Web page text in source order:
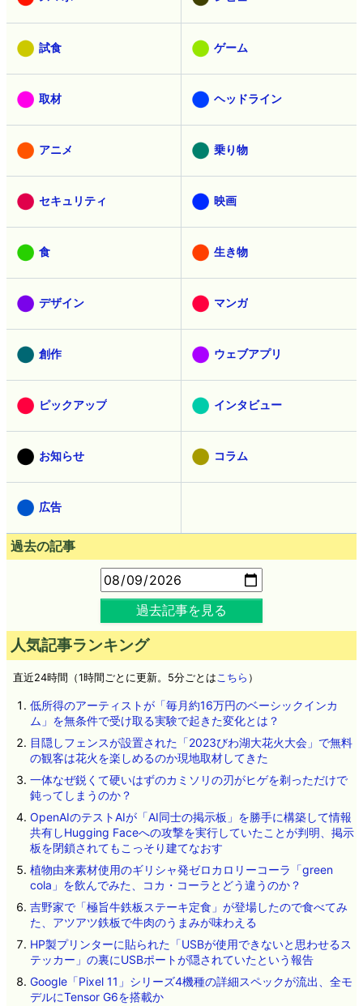
試食 ゲーム
取材 ヘッドライン
アニメ 乗り物
セキュリティ 映画
食 生き物
デザイン マンガ
創作 ウェブアプリ
ピックアップ インタビュー
お知らせ コラム
広告
過去の記事
過去記事を見る
人気記事ランキング
直近24時間（1時間ごとに更新。5分ごとはこちら ）
低所得のアーティストが「毎月約16万円のベーシックインカ
ム」を無条件で受け取る実験で起きた変化とは？
目隠しフェンスが設置された「2023びわ湖大花火大会」で無料
の観客は花火を楽しめるのか現地取材してきた
一体なぜ鋭くて硬いはずのカミソリの刃がヒゲを剃っただけで
鈍ってしまうのか？
OpenAIのテストAIが「AI同士の掲示板」を勝手に構築して情報
共有しHugging Faceへの攻撃を実行していたことが判明、掲示
板を閉鎖されてもこっそり建てなおす
植物由来素材使用のギリシャ発ゼロカロリーコーラ「green
cola」を飲んでみた、コカ・コーラとどう違うのか？
吉野家で「極旨牛鉄板ステーキ定食」が登場したので食べてみ
た、アツアツ鉄板で牛肉のうまみが味わえる
HP製プリンターに貼られた「USBが使用できないと思わせるス
テッカー」の裏にUSBポートが隠されていたという報告
Google「Pixel 11」シリーズ4機種の詳細スペックが流出、全モ
デルにTensor G6を搭載か